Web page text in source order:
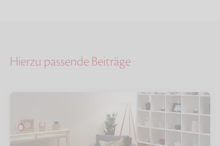
Hierzu passende Beiträge